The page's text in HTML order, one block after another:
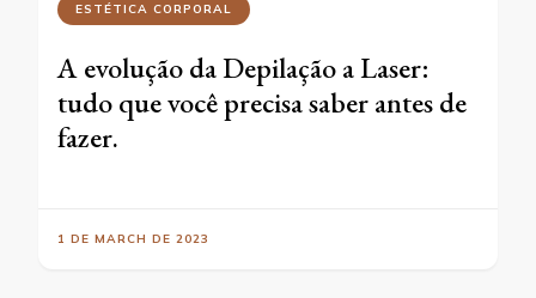
ESTÉTICA CORPORAL
A evolução da Depilação a Laser:
tudo que você precisa saber antes de
fazer.
1 DE MARCH DE 2023